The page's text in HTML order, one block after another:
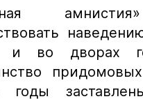
и во дворах
годы